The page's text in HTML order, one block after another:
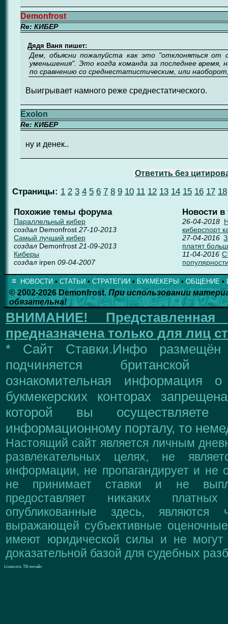
Demonfrost
Re: КИБЕР
Дядя Ваня пишет:
Дем, обьясни пожалуйста как это "отклоняться от
уменьшения". Это когда команда за последнее время,
по сравнению со среднестатистическим, или
Выигрывает намного реже среднестатического.
Exolon
Re: КИБЕР
ну и денек..
Ответить без
Страницы: 1 2 3 4 5 6 7 8 9 10 11 12 13 14 15 16 17 18
Похожие темы форума
Параллельный кибер
создал Demonfrost 27-10-2013
Самый лучший кибер
создал Demonfrost 21-09-2013
Киберы
создал irpen 09-04-2007
Новости в
26-04-2018
киберспорт
27-04-2016
платят
11-04-2016
≡ НОВОСТИ ▪ СТАТЬИ ▪ СТРАТЕГИИ ▪ БУКМЕКЕРЫ ▪ ОБЩЕНИЕ ▪
© 2002-2026 Demonfrost.При использовании
обязательна!
ВНИМАНИЕ!
предназначена только для лиц
* Сайт Ставки.Инфо размещён
подчиняется британской
ознакомительная информация
букмекерских конторах
которой вы
информационному порталу, то
Настоящий сайт является личным
развлекательных целях, не
информации, не пропагандирует и не
не принимает ставки и не
предоставляет никаких
опубликованные здесь, являются
выражающей субъективные
имеют юридической силы и не могут
доказательной базой для судебных
Livescore, ТВ онлайн